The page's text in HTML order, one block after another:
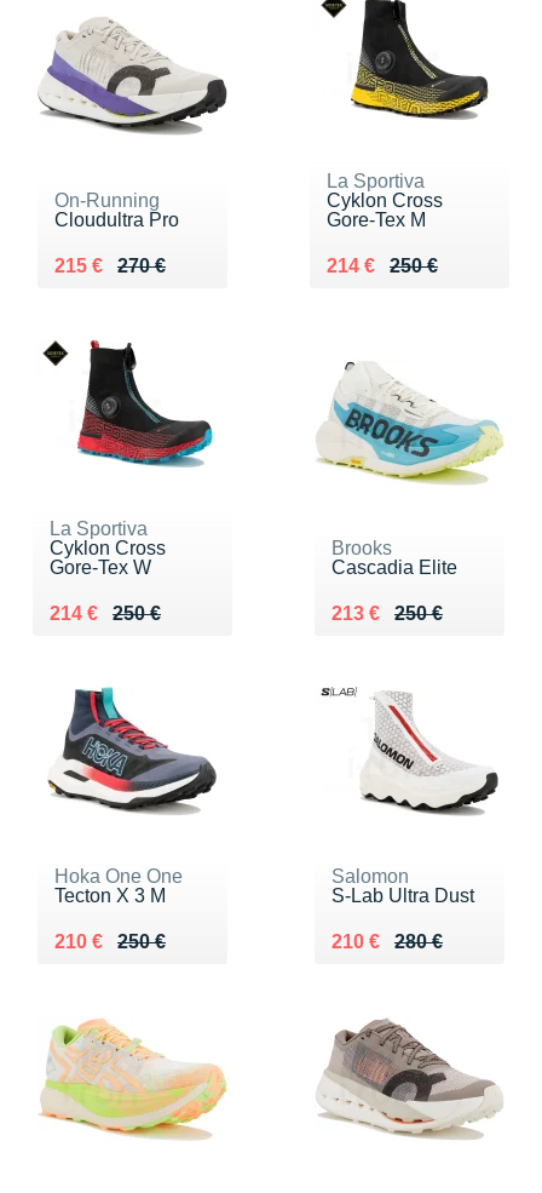
On-Running
Cloudultra Pro
270 €
Au lieu de 270 €
215 €
Vendu 215 €
La Sportiva
Cyklon Cross
Gore-Tex M
250 €
Au lieu de 250 €
214 €
Vendu 214 €
La Sportiva
Cyklon Cross
Gore-Tex W
250 €
Au lieu de 250 €
214 €
Vendu 214 €
Brooks
Cascadia Elite
250 €
Au lieu de 250 €
213 €
Vendu 213 €
Hoka One One
Tecton X 3 M
250 €
Au lieu de 250 €
210 €
Vendu 210 €
Salomon
S-Lab Ultra Dust
280 €
Au lieu de 280 €
210 €
Vendu 210 €